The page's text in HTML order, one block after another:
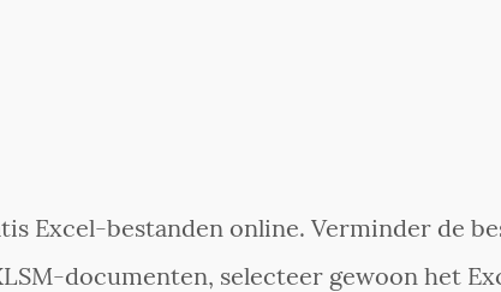
Excel-bestanden online. Verminder de
documenten, selecteer gewoon het